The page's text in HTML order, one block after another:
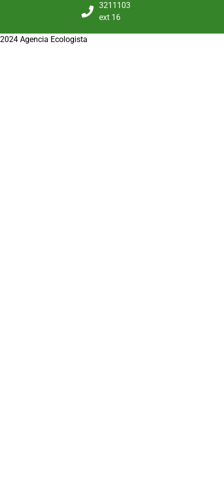
3211103
ext 16
2024 Agencia Ecologista